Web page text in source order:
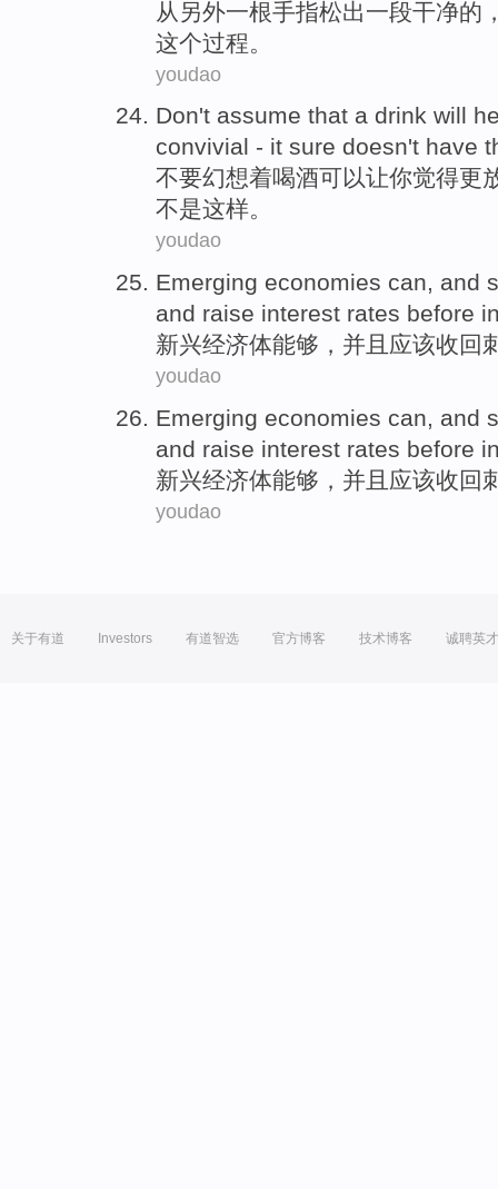
从 另外一根手指松出一段干净的
这个过程 。
youdao
Don't assume that a drink will
convivial - it sure doesn't have
不要幻想着喝酒可以让你觉得更
不是这样。
youdao
Emerging economies can, and
and raise interest rates before
新兴经济体能够 ， 并且 应该收回
youdao
Emerging economies can, and
and raise interest rates before
新兴经济体能够 ， 并且 应该收回
youdao
关于有道 Investors 有道智选 官方博客 技术博客 诚聘英才